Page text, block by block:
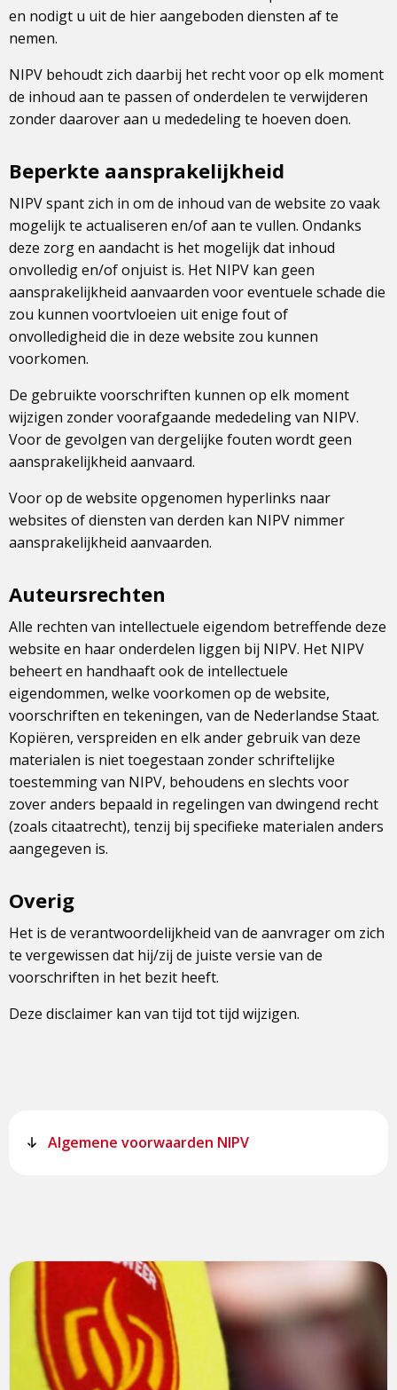
en nodigt u uit de hier aangeboden diensten af te
nemen.
NIPV behoudt zich daarbij het recht voor op elk moment
de inhoud aan te passen of onderdelen te verwijderen
zonder daarover aan u mededeling te hoeven doen.
Beperkte aansprakelijkheid
NIPV spant zich in om de inhoud van de website zo vaak
mogelijk te actualiseren en/of aan te vullen. Ondanks
deze zorg en aandacht is het mogelijk dat inhoud
onvolledig en/of onjuist is. Het NIPV kan geen
aansprakelijkheid aanvaarden voor eventuele schade die
zou kunnen voortvloeien uit enige fout of
onvolledigheid die in deze website zou kunnen
voorkomen.
De gebruikte voorschriften kunnen op elk moment
wijzigen zonder voorafgaande mededeling van NIPV.
Voor de gevolgen van dergelijke fouten wordt geen
aansprakelijkheid aanvaard.
Voor op de website opgenomen hyperlinks naar
websites of diensten van derden kan NIPV nimmer
aansprakelijkheid aanvaarden.
Auteursrechten
Alle rechten van intellectuele eigendom betreffende deze
website en haar onderdelen liggen bij NIPV. Het NIPV
beheert en handhaaft ook de intellectuele
eigendommen, welke voorkomen op de website,
voorschriften en tekeningen, van de Nederlandse Staat.
Kopiëren, verspreiden en elk ander gebruik van deze
materialen is niet toegestaan zonder schriftelijke
toestemming van NIPV, behoudens en slechts voor
zover anders bepaald in regelingen van dwingend recht
(zoals citaatrecht), tenzij bij specifieke materialen anders
aangegeven is.
Overig
Het is de verantwoordelijkheid van de aanvrager om zich
te vergewissen dat hij/zij de juiste versie van de
voorschriften in het bezit heeft.
Deze disclaimer kan van tijd tot tijd wijzigen.
Algemene voorwaarden NIPV
Lees
over
Brandweerhuisstijl